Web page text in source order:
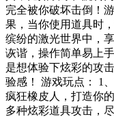
完全被你破坏击倒！
果，当你使用道具时
缤纷的激光世界中，
诙谐，操作简单易上
是想体验下炫彩的攻
验感！ 游戏玩点： 1
疯狂橡皮人，打造你
多种炫彩道具攻击，